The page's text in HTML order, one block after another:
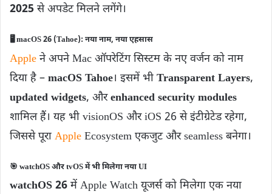
2025 से अपडेट मिलने लगेंगे।
🖥️ macOS 26 (Tahoe): नया नाम, नया एहसास
Apple ने अपने Mac ऑपरेटिंग सिस्टम के नए वर्जन को नाम
दिया है – macOS Tahoe। इसमें भी Transparent Layers,
updated widgets, औरenhanced security modules
शामिल हैं। यह भी visionOS और iOS 26 से इंटीग्रेटेड रहेगा,
जिससे पूरा Apple Ecosystem एकजुट और seamless बनेगा।
🎯 watchOS और tvOS में भी मिलेगा नया UI
watchOS 26 में Apple Watch यूजर्स को मिलेगा एक नया